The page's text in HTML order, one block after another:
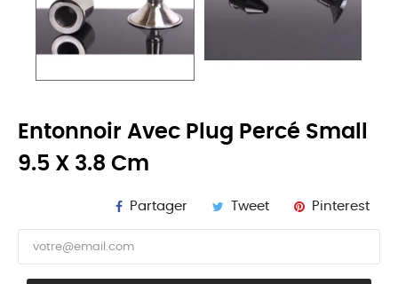
Entonnoir Avec Plug Percé Small
9.5 X 3.8 Cm
Partager Tweet Pinterest